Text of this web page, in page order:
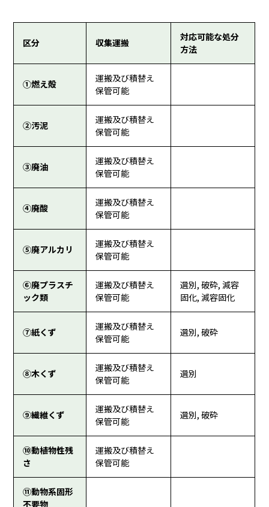
区分 収集運搬
対応可能な処分
方法
①燃え殻
運搬及び積替え
保管可能
②汚泥
運搬及び積替え
保管可能
③廃油
運搬及び積替え
保管可能
④廃酸
運搬及び積替え
保管可能
⑤廃アルカリ
運搬及び積替え
保管可能
⑥廃プラスチ
ック類
運搬及び積替え
保管可能
選別, 破砕, 減容
固化, 減容固化
⑦紙くず
運搬及び積替え
保管可能
選別, 破砕
⑧木くず
運搬及び積替え
保管可能
選別
⑨繊維くず
運搬及び積替え
保管可能
選別, 破砕
⑩動植物性残
さ
運搬及び積替え
保管可能
⑪動物系固形
不要物